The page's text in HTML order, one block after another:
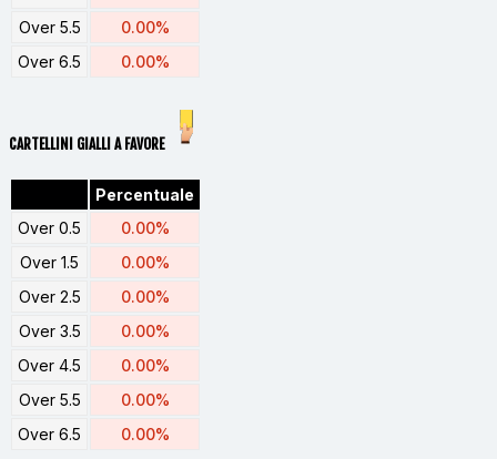
Over 5.5
0.00%
Over 6.5
0.00%
CARTELLINI GIALLI A FAVORE
Percentuale
Over 0.5
0.00%
Over 1.5
0.00%
Over 2.5
0.00%
Over 3.5
0.00%
Over 4.5
0.00%
Over 5.5
0.00%
Over 6.5
0.00%